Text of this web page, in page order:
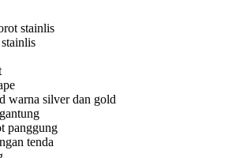
stainlis
warna silver dan gold
panggung
tenda